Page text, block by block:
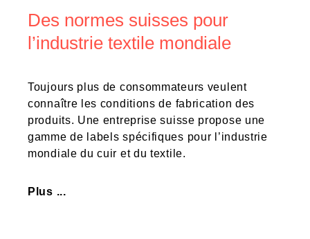
Des normes suisses pour
l’industrie textile mondiale
Toujours plus de consommateurs veulent
connaître les conditions de fabrication des
produits. Une entreprise suisse propose une
gamme de labels spécifiques pour l’industrie
mondiale du cuir et du textile.
Plus ...